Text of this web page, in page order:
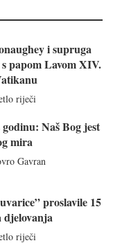
i supruga
papom Lavom XIV.
riječi
Naš Bog jest
mira
Gavran
proslavile 15
djelovanja
riječi